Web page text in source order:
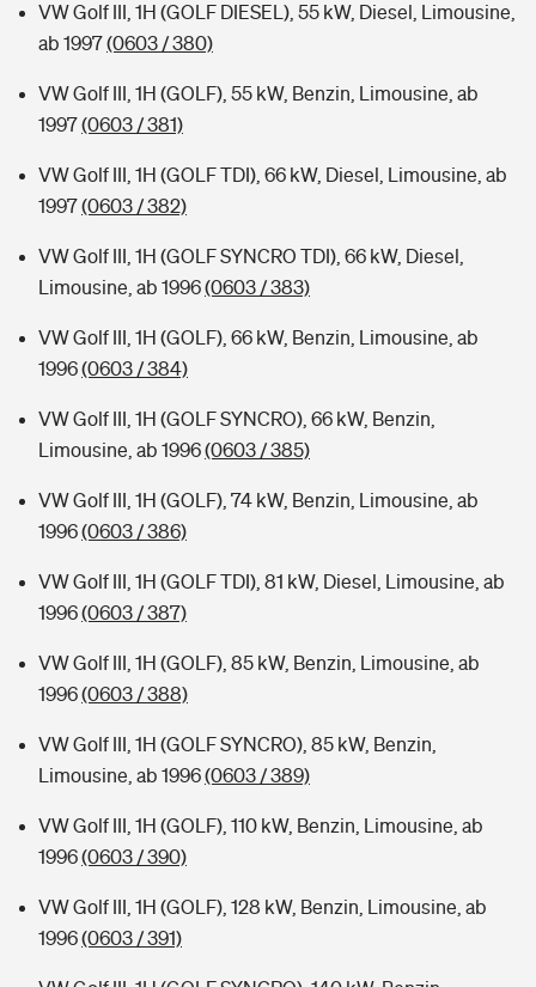
VW Golf III, 1H (GOLF DIESEL), 55 kW, Diesel, Limousine,
ab 1997(0603 / 380)
VW Golf III, 1H (GOLF), 55 kW, Benzin, Limousine, ab
1997(0603 / 381)
VW Golf III, 1H (GOLF TDI), 66 kW, Diesel, Limousine, ab
1997(0603 / 382)
VW Golf III, 1H (GOLF SYNCRO TDI), 66 kW, Diesel,
Limousine, ab 1996(0603 / 383)
VW Golf III, 1H (GOLF), 66 kW, Benzin, Limousine, ab
1996(0603 / 384)
VW Golf III, 1H (GOLF SYNCRO), 66 kW, Benzin,
Limousine, ab 1996(0603 / 385)
VW Golf III, 1H (GOLF), 74 kW, Benzin, Limousine, ab
1996(0603 / 386)
VW Golf III, 1H (GOLF TDI), 81 kW, Diesel, Limousine, ab
1996(0603 / 387)
VW Golf III, 1H (GOLF), 85 kW, Benzin, Limousine, ab
1996(0603 / 388)
VW Golf III, 1H (GOLF SYNCRO), 85 kW, Benzin,
Limousine, ab 1996(0603 / 389)
VW Golf III, 1H (GOLF), 110 kW, Benzin, Limousine, ab
1996(0603 / 390)
VW Golf III, 1H (GOLF), 128 kW, Benzin, Limousine, ab
1996(0603 / 391)